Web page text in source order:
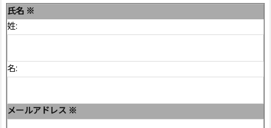
氏名 ※
姓:
名:
メールアドレス ※